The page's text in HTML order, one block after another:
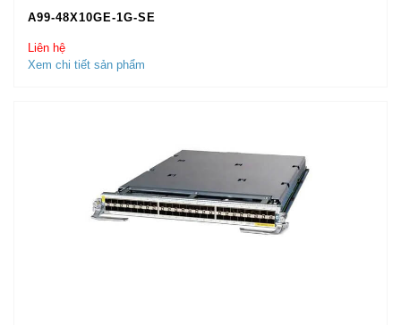
A99-48X10GE-1G-SE
Liên hệ
Xem chi tiết sản phẩm